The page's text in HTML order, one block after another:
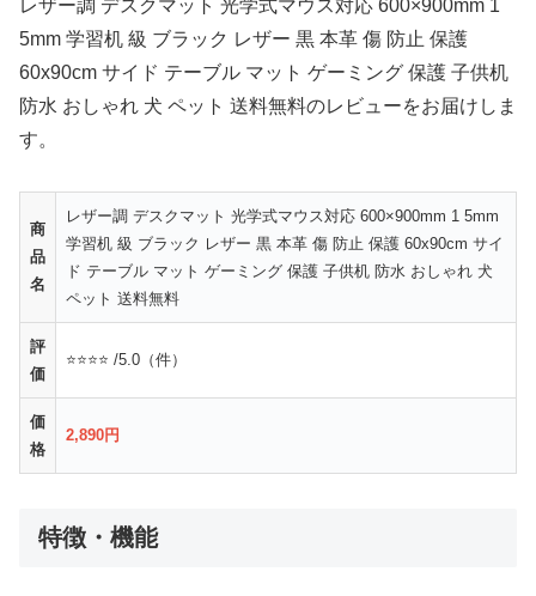
レザー調 デスクマット 光学式マウス対応 600×900mm 1
5mm 学習机 級 ブラック レザー 黒 本革 傷 防止 保護
60x90cm サイド テーブル マット ゲーミング 保護 子供机
防水 おしゃれ 犬 ペット 送料無料のレビューをお届けしま
す。
商
品
名
レザー調 デスクマット 光学式マウス対応 600×900mm 1 5mm
学習机 級 ブラック レザー 黒 本革 傷 防止 保護 60x90cm サイ
ド テーブル マット ゲーミング 保護 子供机 防水 おしゃれ 犬
ペット 送料無料
評
価
⭐⭐⭐⭐ /5.0（件）
価
格
2,890円
特徴・機能